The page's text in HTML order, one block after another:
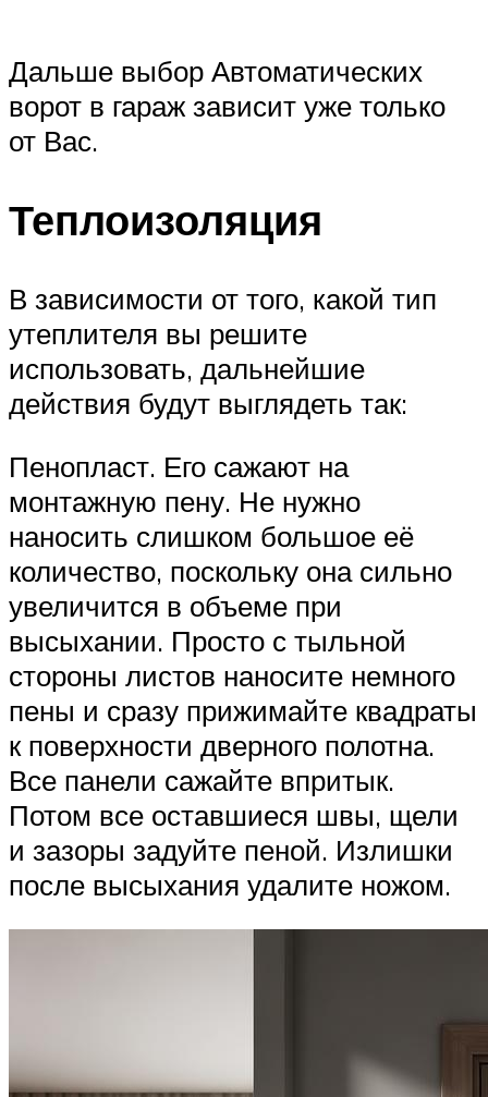
Дальше выбор Автоматических
ворот в гараж зависит уже только
от Вас.
Теплоизоляция
В зависимости от того, какой тип
утеплителя вы решите
использовать, дальнейшие
действия будут выглядеть так:
Пенопласт. Его сажают на
монтажную пену. Не нужно
наносить слишком большое её
количество, поскольку она сильно
увеличится в объеме при
высыхании. Просто с тыльной
стороны листов наносите немного
пены и сразу прижимайте квадраты
к поверхности дверного полотна.
Все панели сажайте впритык.
Потом все оставшиеся швы, щели
и зазоры задуйте пеной. Излишки
после высыхания удалите ножом.